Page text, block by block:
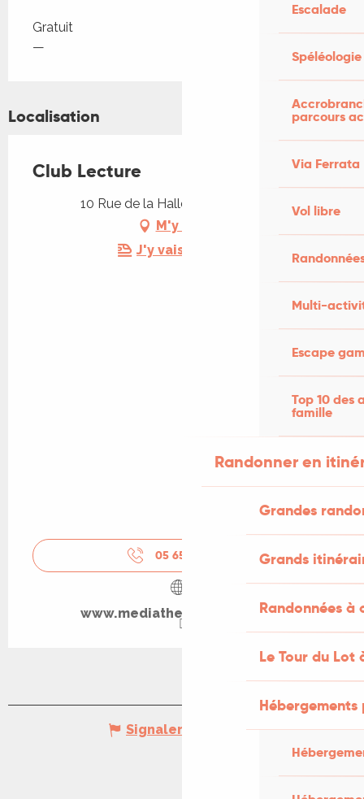
Escalade
Spéléologie
parcours
Via Ferrata
Vol libre
Multi-
Escape
Top 10 des
famille
Randonner en
Grandes
Grands
Randonnées
Le Tour du Lot
Tarifs 2026
Gratuit
—
Localisation
Club Lecture
10 Rue de la Halle, 46200 Souillac
M'y rendre
J'y vais en train !
05 65 32 67
www.mediatheque.souillac.fr
Signaler une erreur